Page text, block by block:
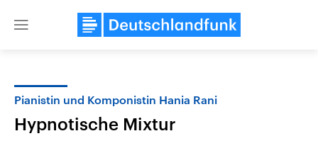
Close
Pianistin und Komponistin Hania Rani
Hypnotische Mixtur